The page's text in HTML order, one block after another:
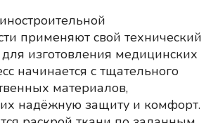
применяют свой технический
изготовления медицинских
начинается с тщательного
материалов,
надёжную защиту и комфорт.